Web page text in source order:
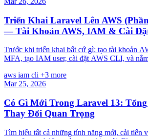
Triển Khai Laravel Lên AWS
— Tài Khoản AWS, IAM & Cài
Trước khi triển khai bất cứ gì: tạo tài khoản
MFA, tạo IAM user, cài đặt AWS CLI, và
aws iam cli +3 more
Mar 25, 2026
Có Gì Mới Trong Laravel 13:
Thay Đổi Quan Trọng
Tìm hiểu tất cả những tính năng mới, cải tiến